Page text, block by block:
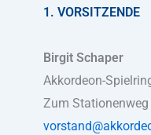
1. VORSITZENDE
Birgit Schaper
Akkordeon-
Zum